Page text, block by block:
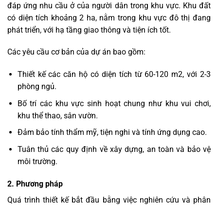
đáp ứng nhu cầu ở của người dân trong khu vực. Khu đất
có diện tích khoảng 2 ha, nằm trong khu vực đô thị đang
phát triển, với hạ tầng giao thông và tiện ích tốt.
Các yêu cầu cơ bản của dự án bao gồm:
Thiết kế các căn hộ có diện tích từ 60-120 m2, với 2-3
phòng ngủ.
Bố trí các khu vực sinh hoạt chung như khu vui chơi,
khu thể thao, sân vườn.
Đảm bảo tính thẩm mỹ, tiện nghi và tính ứng dụng cao.
Tuân thủ các quy định về xây dựng, an toàn và bảo vệ
môi trường.
2. Phương pháp
Quá trình thiết kế bắt đầu bằng việc nghiên cứu và phân